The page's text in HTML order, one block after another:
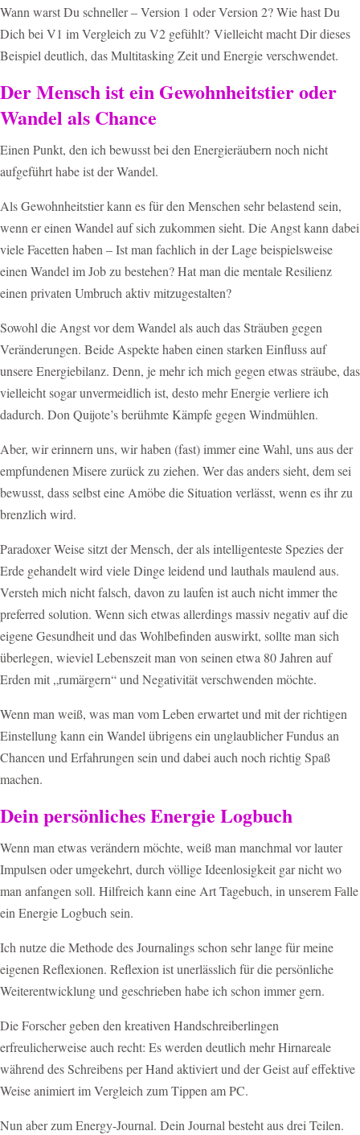
Wann warst Du schneller – Version 1 oder Version 2? Wie hast Du
Dich bei V1 im Vergleich zu V2 gefühlt? Vielleicht macht Dir dieses
Beispiel deutlich, das Multitasking Zeit und Energie verschwendet.
Der Mensch ist ein Gewohnheitstier oder
Wandel als Chance
Einen Punkt, den ich bewusst bei den Energieräubern noch nicht
aufgeführt habe ist der Wandel.
Als Gewohnheitstier kann es für den Menschen sehr belastend sein,
wenn er einen Wandel auf sich zukommen sieht. Die Angst kann dabei
viele Facetten haben – Ist man fachlich in der Lage beispielsweise
einen Wandel im Job zu bestehen? Hat man die mentale Resilienz
einen privaten Umbruch aktiv mitzugestalten?
Sowohl die Angst vor dem Wandel als auch das Sträuben gegen
Veränderungen. Beide Aspekte haben einen starken Einfluss auf
unsere Energiebilanz. Denn, je mehr ich mich gegen etwas sträube, das
vielleicht sogar unvermeidlich ist, desto mehr Energie verliere ich
dadurch. Don Quijote’s berühmte Kämpfe gegen Windmühlen.
Aber, wir erinnern uns, wir haben (fast) immer eine Wahl, uns aus der
empfundenen Misere zurück zu ziehen. Wer das anders sieht, dem sei
bewusst, dass selbst eine Amöbe die Situation verlässt, wenn es ihr zu
brenzlich wird.
Paradoxer Weise sitzt der Mensch, der als intelligenteste Spezies der
Erde gehandelt wird viele Dinge leidend und lauthals maulend aus.
Versteh mich nicht falsch, davon zu laufen ist auch nicht immer the
preferred solution. Wenn sich etwas allerdings massiv negativ auf die
eigene Gesundheit und das Wohlbefinden auswirkt, sollte man sich
überlegen, wieviel Lebenszeit man von seinen etwa 80 Jahren auf
Erden mit „rumärgern“ und Negativität verschwenden möchte.
Wenn man weiß, was man vom Leben erwartet und mit der richtigen
Einstellung kann ein Wandel übrigens ein unglaublicher Fundus an
Chancen und Erfahrungen sein und dabei auch noch richtig Spaß
machen.
Dein persönliches Energie Logbuch
Wenn man etwas verändern möchte, weiß man manchmal vor lauter
Impulsen oder umgekehrt, durch völlige Ideenlosigkeit gar nicht wo
man anfangen soll. Hilfreich kann eine Art Tagebuch, in unserem Falle
ein Energie Logbuch sein.
Ich nutze die Methode des Journalings schon sehr lange für meine
eigenen Reflexionen. Reflexion ist unerlässlich für die persönliche
Weiterentwicklung und geschrieben habe ich schon immer gern.
Die Forscher geben den kreativen Handschreiberlingen
erfreulicherweise auch recht: Es werden deutlich mehr Hirnareale
während des Schreibens per Hand aktiviert und der Geist auf effektive
Weise animiert im Vergleich zum Tippen am PC.
Nun aber zum Energy-Journal. Dein Journal besteht aus drei Teilen.